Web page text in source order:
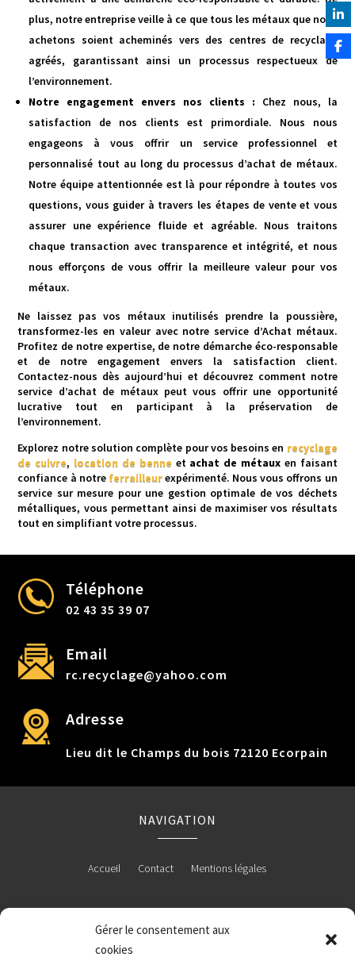
Gérer le consentement aux
cookies
plus, notre entreprise veille à ce que tous les métaux que nous
achetons soient acheminés vers des centres de recyclage
agréés, garantissant ainsi un processus respectueux de
l’environnement.
Notre engagement envers nos clients : Chez nous, la
satisfaction de nos clients est primordiale. Nous nous
engageons à vous offrir un service professionnel et
personnalisé tout au long du processus d’achat de métaux.
Notre équipe attentionnée est là pour répondre à toutes vos
questions, vous guider à travers les étapes de vente et vous
assurer une expérience fluide et agréable. Nous traitons
chaque transaction avec transparence et intégrité, et nous
nous efforçons de vous offrir la meilleure valeur pour vos
métaux.
Ne laissez pas vos métaux inutilisés prendre la poussière,
transformez-les en valeur avec notre service d’Achat métaux.
Profitez de notre expertise, de notre démarche éco-responsable
et de notre engagement envers la satisfaction client.
Contactez-nous dès aujourd’hui et découvrez comment notre
service d’achat de métaux peut vous offrir une opportunité
lucrative tout en participant à la préservation de
l’environnement.
Explorez notre solution complète pour vos besoins en recyclage
de cuivre, location de benne et achat de métauxen faisant
confiance à notre ferrailleurexpérimenté. Nous vous offrons un
service sur mesure pour une gestion optimale de vos déchets
métalliques, vous permettant ainsi de maximiser vos résultats
tout en simplifiant votre processus.
Téléphone
02 43 35 39 07
Email
rc.recyclage@yahoo.com
Adresse
Lieu dit le Champs du bois 72120 Ecorpain
NAVIGATION
Accueil Contact Mentions légales
RÉALISATION